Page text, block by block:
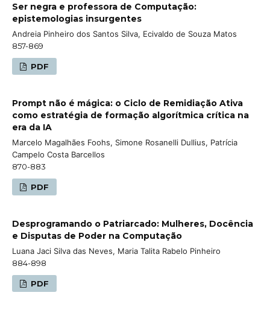
Ser negra e professora de Computação:
epistemologias insurgentes
Andreia Pinheiro dos Santos Silva, Ecivaldo de Souza Matos
857-869
PDF
Prompt não é mágica: o Ciclo de Remidiação Ativa
como estratégia de formação algorítmica crítica na
era da IA
Marcelo Magalhães Foohs, Simone Rosanelli Dullius, Patrícia
Campelo Costa Barcellos
870-883
PDF
Desprogramando o Patriarcado: Mulheres, Docência
e Disputas de Poder na Computação
Luana Jaci Silva das Neves, Maria Talita Rabelo Pinheiro
884-898
PDF